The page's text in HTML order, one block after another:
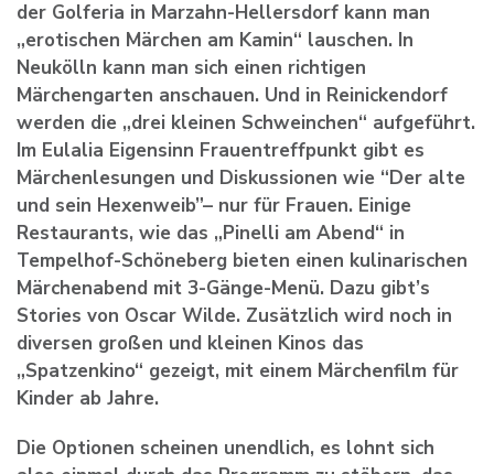
der Golferia in Marzahn-Hellersdorf kann man
„erotischen Märchen am Kamin“ lauschen. In
Neukölln kann man sich einen richtigen
Märchengarten anschauen. Und in Reinickendorf
werden die „drei kleinen Schweinchen“ aufgeführt.
Im Eulalia Eigensinn Frauentreffpunkt gibt es
Märchenlesungen und Diskussionen wie “Der alte
und sein Hexenweib”– nur für Frauen. Einige
Restaurants, wie das „Pinelli am Abend“ in
Tempelhof-Schöneberg bieten einen kulinarischen
Märchenabend mit 3-Gänge-Menü. Dazu gibt’s
Stories von Oscar Wilde. Zusätzlich wird noch in
diversen großen und kleinen Kinos das
„Spatzenkino“ gezeigt, mit einem Märchenfilm für
Kinder ab Jahre.
Die Optionen scheinen unendlich, es lohnt sich